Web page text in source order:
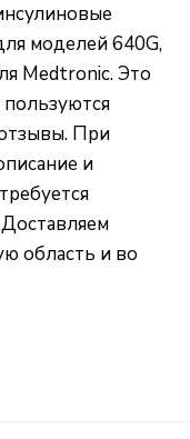
моделей 640G,
Medtronic. Это
При
и
область и во